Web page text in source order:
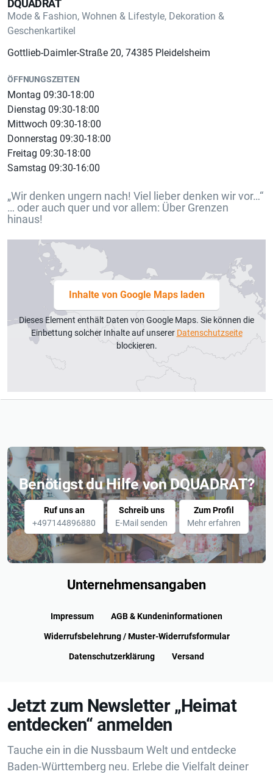
DQUADRAT
Mode & Fashion, Wohnen & Lifestyle, Dekoration &
Geschenkartikel
Gottlieb-Daimler-Straße 20, 74385 Pleidelsheim
ÖFFNUNGSZEITEN
Montag 09:30-18:00
Dienstag 09:30-18:00
Mittwoch 09:30-18:00
Donnerstag 09:30-18:00
Freitag 09:30-18:00
Samstag 09:30-16:00
„Wir denken ungern nach! Viel lieber denken wir vor…“
… oder auch quer und vor allem: Über Grenzen
hinaus!
Inhalte von Google Maps laden
Dieses Element enthält Daten von Google Maps. Sie können die
Einbettung solcher Inhalte auf unserer Datenschutzseite
blockieren.
Benötigst du Hilfe von DQUADRAT?
Ruf uns an
+497144896880
Schreib uns
E-Mail senden
Zum Profil
Mehr erfahren
Unternehmensangaben
Impressum AGB & Kundeninformationen
Widerrufsbelehrung / Muster-Widerrufsformular
Datenschutzerklärung Versand
Jetzt zum Newsletter „Heimat
entdecken“ anmelden
Tauche ein in die Nussbaum Welt und entdecke
Baden-Württemberg neu. Erlebe die Vielfalt deiner